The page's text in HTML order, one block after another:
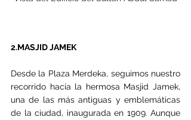
2.MASJID JAMEK
Desde la Plaza Merdeka, seguimos nuestro
recorrido hacia la hermosa Masjid Jamek,
una de las más antiguas y emblemáticas
de la ciudad, inaugurada en 1909. Aunque